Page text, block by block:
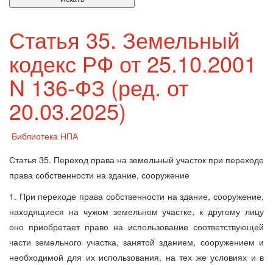
Статья 35. Земельный
кодекс РФ от 25.10.2001
N 136-ФЗ (ред. от
20.03.2025)
Библиотека НПА
Статья 35. Переход права на земельный участок при переходе
права собственности на здание, сооружение
1. При переходе права собственности на здание, сооружение,
находящиеся на чужом земельном участке, к другому лицу
оно приобретает право на использование соответствующей
части земельного участка, занятой зданием, сооружением и
необходимой для их использования, на тех же условиях и в